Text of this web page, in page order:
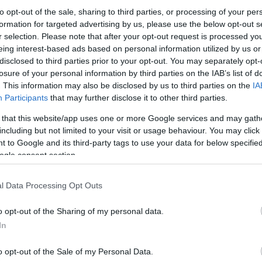
opt-out of the sale, sharing to third parties, or processing of your
for targeted advertising by us, please use the below opt-out
selection. Please note that after your opt-out request is processed
interest-based ads based on personal information utilized by us
to third parties prior to your opt-out. You may separately
of your personal information by third parties on the IAB’s list of
This information may also be disclosed by us to third parties on the
Participants that may further disclose it to other third parties.
that this website/app uses one or more Google services and may
but not limited to your visit or usage behaviour. You may
to Google and its third-party tags to use your data for below
consent section.
Data Processing Opt Outs
opt-out of the Sharing of my personal data.
opt-out of the Sale of my Personal Data.
Link másolása
az Irigy Hónaljmirigy egyik alapító
közösségi oldalán. Arról írnak, az 53
után halt meg. Nyilatkozni ma
együttesben is játszott két évig, az ő
hogy utoljára néhány hete egy
látszott rajta, hogy beteg, jókedvű volt.